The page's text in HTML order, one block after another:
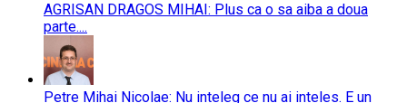
AGRISAN DRAGOS MIHAI: Plus ca o sa aiba a doua
parte....
Petre Mihai Nicolae: Nu inteleg ce nu ai inteles. E un